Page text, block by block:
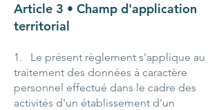
Article 3 • Champ d'application
territorial
1. Le présent règlement s'applique au
traitement des données à caractère
personnel effectué dans le cadre des
activités d'un établissement d'un